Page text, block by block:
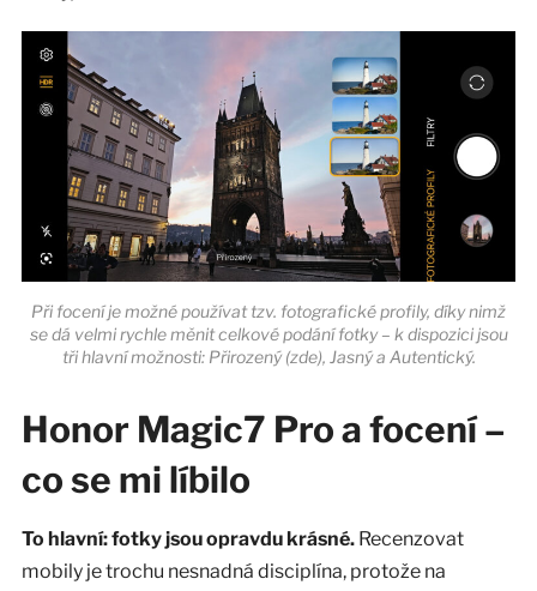
Při focení je možné používat tzv. fotografické profily, díky nimž
se dá velmi rychle měnit celkové podání fotky – k dispozici jsou
tři hlavní možnosti: Přirozený (zde), Jasný a Autentický.
Honor Magic7 Pro a focení –
co se mi líbilo
To hlavní: fotky jsou opravdu krásné.Recenzovat
mobily je trochu nesnadná disciplína, protože na